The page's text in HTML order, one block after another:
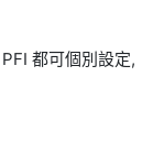
都可個別設定,